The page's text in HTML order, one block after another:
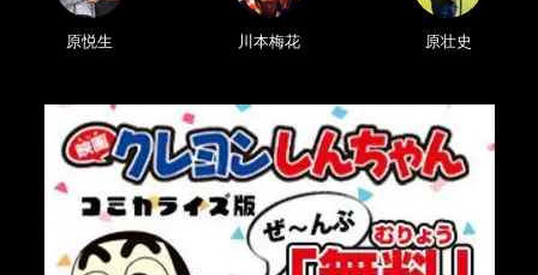
原悦生 川本梅花 原壮史